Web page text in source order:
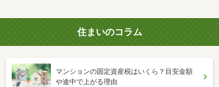
住まいのコラム
マンションの固定資産税はいくら？目安金額
や途中で上がる理由